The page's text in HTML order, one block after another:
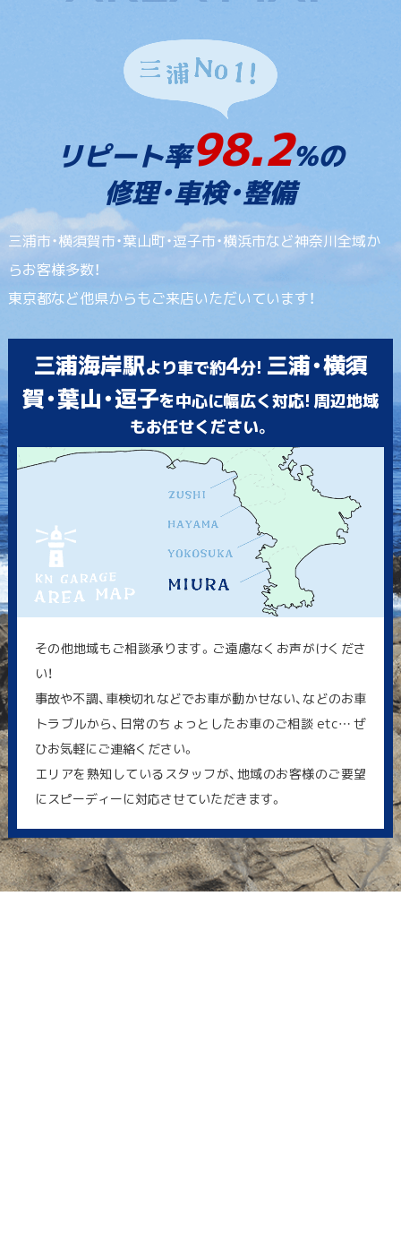
リピート率98.2%の
修理・車検・整備
三浦市・横須賀市・葉山町・逗子市・横浜市など神奈川全域か
らお客様多数！
東京都など他県からもご来店いただいています！
三浦海岸駅より車で約4分! 三浦・横須
賀・葉山・逗子を中心に幅広く対応! 周辺地域
もお任せください。
その他地域もご相談承ります。ご遠慮なくお声がけくださ
い！
事故や不調、車検切れなどでお車が動かせない、などのお車
トラブルから、日常のちょっとしたお車のご相談 etc… ぜ
ひお気軽にご連絡ください。
エリアを熟知しているスタッフが、地域のお客様のご要望
にスピーディーに対応させていただきます。